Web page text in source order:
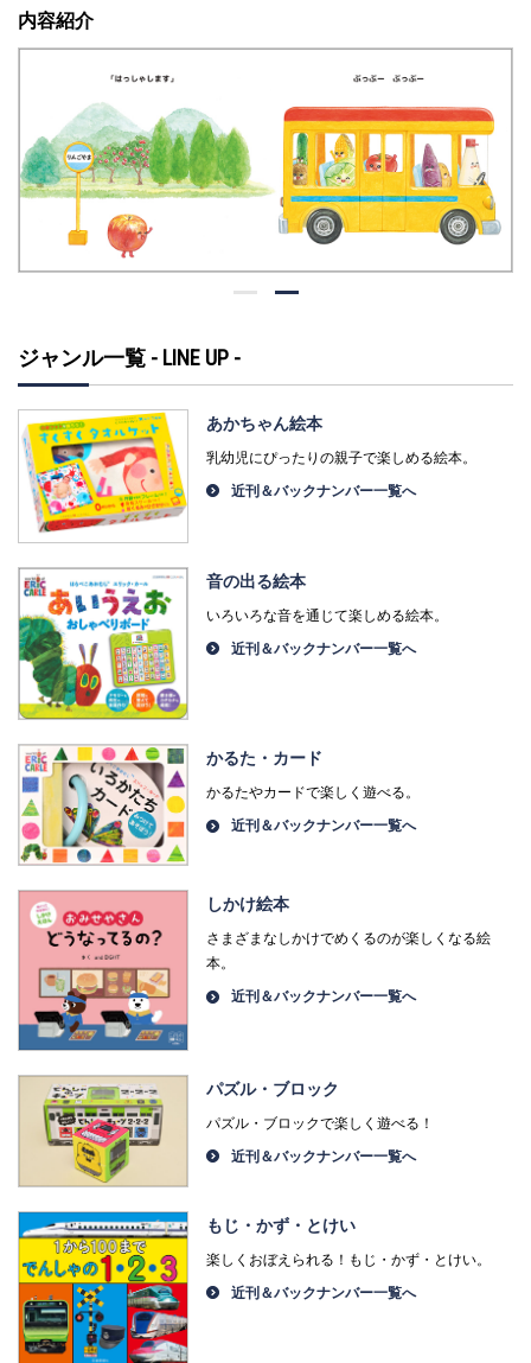
内容紹介
ジャンル一覧 - LINE UP -
あかちゃん絵本
乳幼児にぴったりの親子で楽しめる絵本。
近刊＆バックナンバー一覧へ
音の出る絵本
いろいろな音を通じて楽しめる絵本。
近刊＆バックナンバー一覧へ
かるた・カード
かるたやカードで楽しく遊べる。
近刊＆バックナンバー一覧へ
しかけ絵本
さまざまなしかけでめくるのが楽しくなる絵
本。
近刊＆バックナンバー一覧へ
パズル・ブロック
パズル・ブロックで楽しく遊べる！
近刊＆バックナンバー一覧へ
もじ・かず・とけい
楽しくおぼえられる！もじ・かず・とけい。
近刊＆バックナンバー一覧へ